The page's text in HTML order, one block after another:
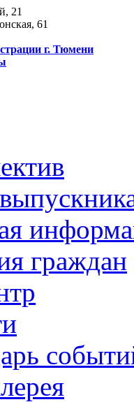
21
61
г. Тюмени
граждан